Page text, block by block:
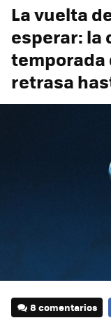
La vuelta
esperar: la
temporada
retrasa
8 comentarios